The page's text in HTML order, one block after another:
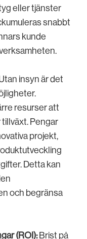
eller tjänster
snabbt
kunde
insyn är det
resurser att
tillväxt. Pengar
projekt,
Detta kan
och begränsa
(ROI):Brist på